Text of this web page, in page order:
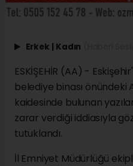
Erkek | Kadın
ESKİŞEHİR (AA) -
belediye binası
kaidesinde bulunan
zarar verdiği iddiasıyla
tutuklandı.
İl Emniyet Müdürlüğü